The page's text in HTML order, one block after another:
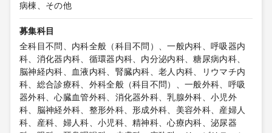
病棟、その他
募集科目
全科目不問、内科全般（科目不問）、一般内科、呼吸器内
科、消化器内科、循環器内科、内分泌内科、糖尿病内科、
脳神経内科、血液内科、腎臓内科、老人内科、リウマチ内
科、総合診療科、外科全般（科目不問）、一般外科、呼吸
器外科、心臓血管外科、消化器外科、乳腺外科、小児外
科、脳神経外科、整形外科、形成外科、美容外科、産婦人
科、産科、婦人科、小児科、精神科、心療内科、泌尿器